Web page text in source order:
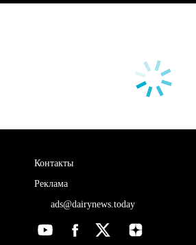
Контакты
Реклама
ads@dairynews.today